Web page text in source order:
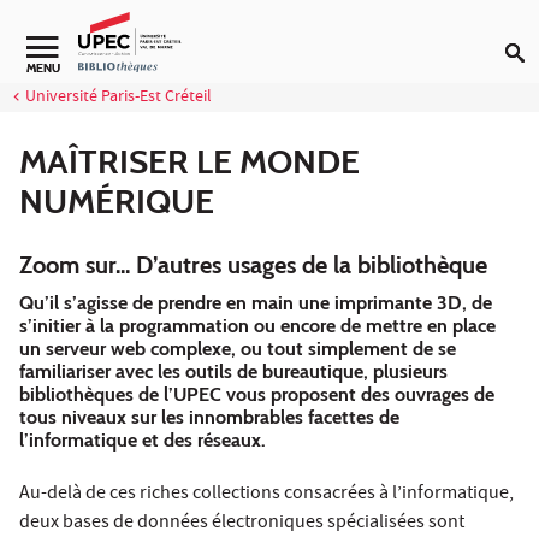
Aller au contenu
Navigation secondaire
MENU
Université Paris-Est Créteil
MAÎTRISER LE MONDE
NUMÉRIQUE
Zoom sur... D’autres usages de la bibliothèque
Qu’il s’agisse de prendre en main une imprimante 3D, de
s’initier à la programmation ou encore de mettre en place
un serveur web complexe, ou tout simplement de se
familiariser avec les outils de bureautique, plusieurs
bibliothèques de l’UPEC vous proposent des ouvrages de
tous niveaux sur les innombrables facettes de
l’informatique et des réseaux.
Au-delà de ces riches collections consacrées à l’informatique,
deux bases de données électroniques spécialisées sont